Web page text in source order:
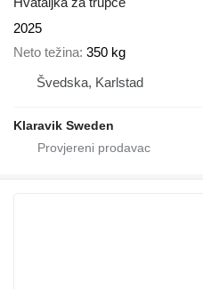
2025
Neto težina 350 kg
Švedska, Karlstad
Klaravik Sweden